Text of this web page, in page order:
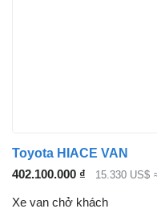
Toyota HIACE VAN
402.100.000 ₫
15.330 US$
Xe van chở khách